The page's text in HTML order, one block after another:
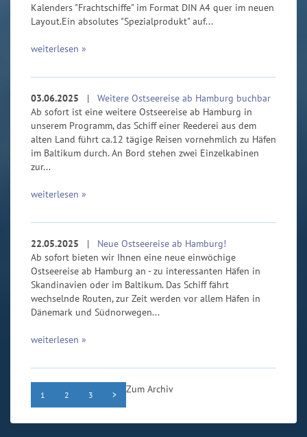
Kalenders "Frachtschiffe" im Format DIN A4 quer im neuen
Layout.Ein absolutes "Spezialprodukt" auf...
weiterlesen »
03.06.2025 | Weitere Ostseereise ab Hamburg buchbar
Ab sofort ist eine weitere Ostseereise ab Hamburg in
unserem Programm, das Schiff einer Reederei aus dem
alten Land führt ca.12 tägige Reisen vornehmlich zu Häfen
im Baltikum durch. An Bord stehen zwei Einzelkabinen
zur...
weiterlesen »
22.05.2025 | Neue Ostseereise ab Hamburg!
Ab sofort bieten wir Ihnen eine neue einwöchige
Ostseereise ab Hamburg an - zu interessanten Häfen in
Skandinavien oder im Baltikum. Das Schiff fährt
wechselnde Routen, zur Zeit werden vor allem Häfen in
Dänemark und Südnorwegen...
weiterlesen »
1 2 3 > Zum Archiv